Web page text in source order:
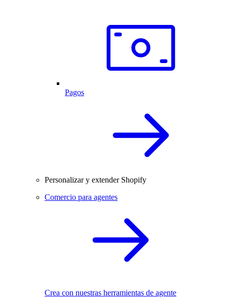
Pagos
Personalizar y extender Shopify
Comercio para agentes
Crea con nuestras herramientas de agente